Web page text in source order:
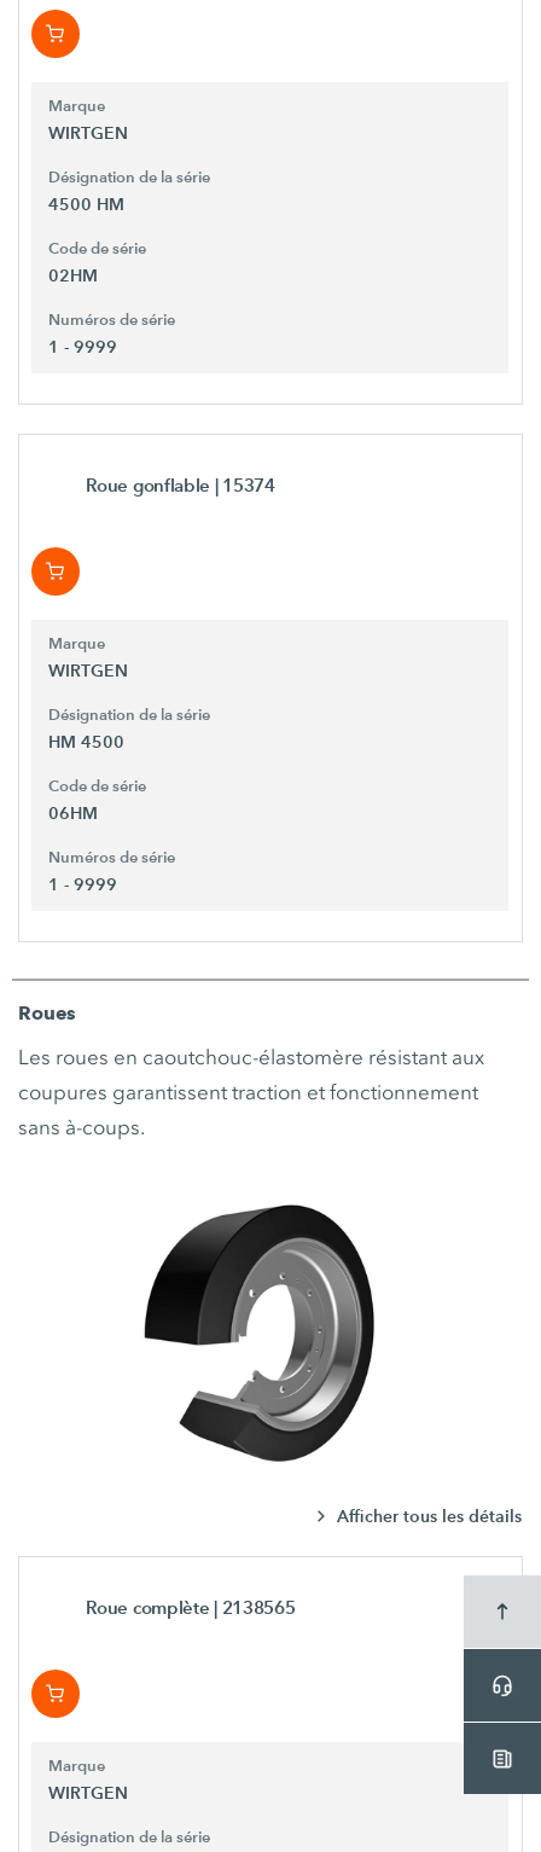
Marque
WIRTGEN
Désignation de la série
4500 HM
Code de série
02HM
Numéros de série
1 - 9999
Roue gonflable | 15374
Marque
WIRTGEN
Désignation de la série
HM 4500
Code de série
06HM
Numéros de série
1 - 9999
Roues
Les roues en caoutchouc-élastomère résistant aux
coupures garantissent traction et fonctionnement
sans à-coups.
Afficher tous les détails
Roue complète | 2138565
Marque
WIRTGEN
Désignation de la série